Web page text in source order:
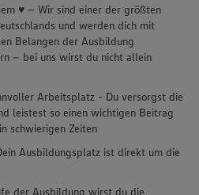
♥ – Wir sind einer der größten
und werden dich mit
Belangen der Ausbildung
– bei uns wirst du nicht allein
Arbeitsplatz - Du versorgst die
leistest so einen wichtigen Beitrag
schwierigen Zeiten
Ausbildungsplatz ist direkt um die
der Ausbildung wirst du die